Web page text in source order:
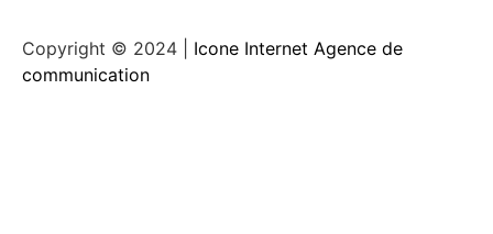
Copyright © 2024 |
Icone Internet Agence de
communication